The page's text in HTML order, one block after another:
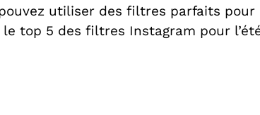
utiliser des filtres parfaits pour
top 5 des filtres Instagram pour